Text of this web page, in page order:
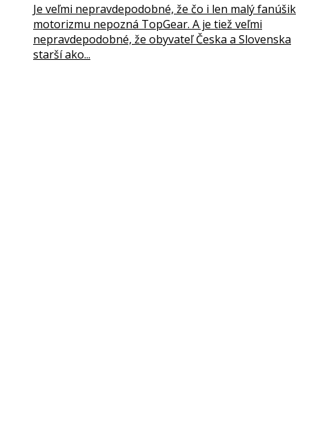
Je veľmi nepravdepodobné, že čo i len malý fanúšik
motorizmu nepozná TopGear. A je tiež veľmi
nepravdepodobné, že obyvateľ Česka a Slovenska
starší ako...